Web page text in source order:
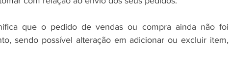
que o pedido de vendas ou compra ainda não foi
sendo possível alteração em adicionar ou excluir item,